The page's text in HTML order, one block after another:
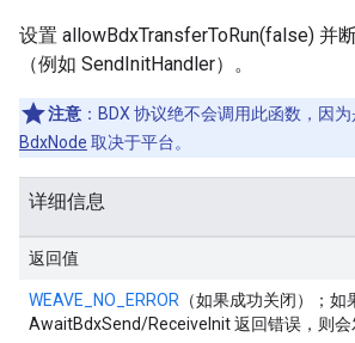
设置 allowBdxTransferToRun(false) 并
（例如 SendInitHandler）。
注意 ：BDX 协议绝不会调用此函数，因
BdxNode 取决于平台。
详细信息
返回值
WEAVE_NO_ERROR （如果成功关闭）；如
AwaitBdxSend/ReceiveInit 返回错误，则